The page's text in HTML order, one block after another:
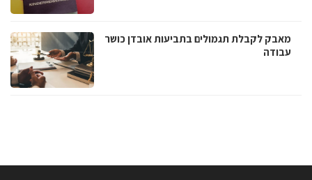
מאבק לקבלת תגמולים בתביעות אובדן כושר
עבודה